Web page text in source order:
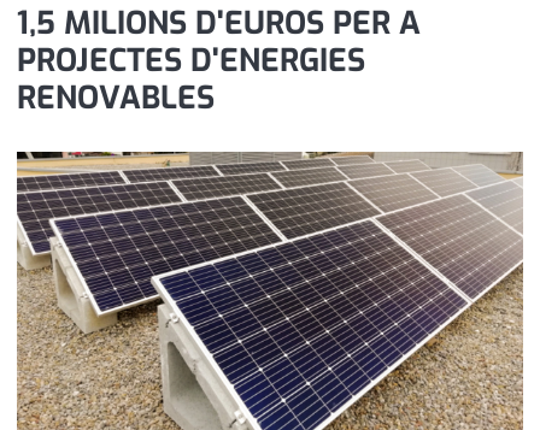
empresa
entrevista
medi ambient
opinió
política
promo serveis
reportatge
contacte
farmàcies
calendari
1,5 MILIONS D'EUROS PER A
PROJECTES D'ENERGIES
RENOVABLES